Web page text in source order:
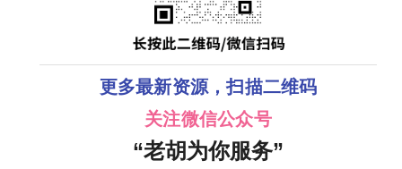
更多最新资源，扫描二维码
关注微信公众号
“老胡为你服务”